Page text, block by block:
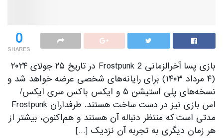
0
SHARES
بازی پسا آخرالزمانی Frostpunk 2 در تاریخ ۲۵ جولای ۲۰۲۴
(۴ مرداد ۱۴۰۳) برای رایانه‌های شخصی عرضه خواهد شد و
نسخه‌های پلی استیشن ۵ و ایکس باکس سری ایکس/
اس بازی نیز در دست ساخت هستند. طرفداران Frostpunk
مدتی است که منتظر دنباله آن هستند و هم‌اکنون، بیشتر از
هر زمان دیگری به تجربه آن نزدیک […]